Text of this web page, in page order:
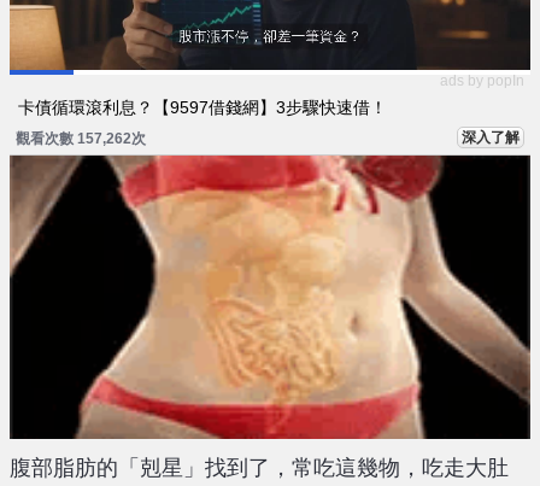
ads by popIn
卡債循環滾利息？【9597借錢網】3步驟快速借！
觀看次數 157,262次 深入了解
腹部脂肪的「剋星」找到了，常吃這幾物，吃走大肚